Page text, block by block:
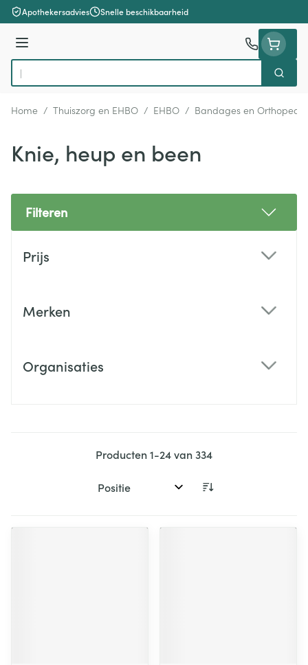
Ga naar de inhoud
Apothekersadvies Snelle beschikbaarheid
Menu
Product, merk, categorie...
Zoek
Home / Thuiszorg en EHBO / EHBO / Bandages en
Knie, heup en been
Filteren
Prijs
Merken
Organisaties
Producten1-24van334
Sorteer op: